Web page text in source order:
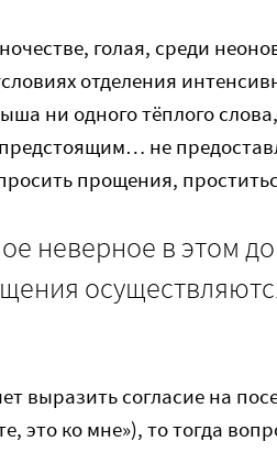
голая, среди
отделения
ни одного тёплого
не
прощения,
неверное в этом
выразить согласие на
это ко мне»), то тогда